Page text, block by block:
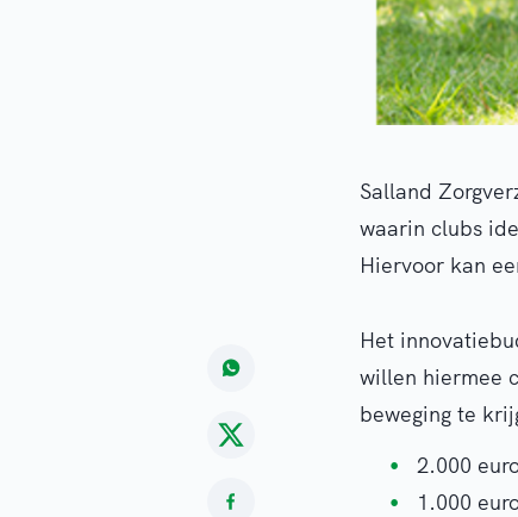
Salland
waarin clubs
Hiervoor kan
Het
willen hiermee
beweging te
2.000
1.000